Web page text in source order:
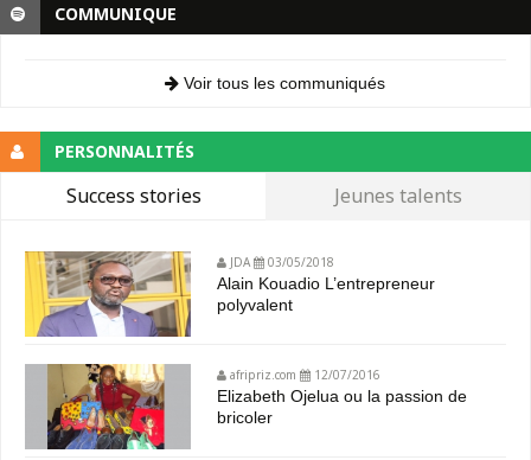
COMMUNIQUE
Voir tous les communiqués
PERSONNALITÉS
Success stories Jeunes talents
JDA 03/05/2018
Alain Kouadio L’entrepreneur
polyvalent
afripriz.com 12/07/2016
Elizabeth Ojelua ou la passion de
bricoler